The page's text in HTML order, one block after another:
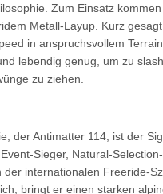
Zum Einsatz
Metall-Layup. Kurz
in anspruchsvollem
lebendig genug, um zu
zu ziehen.
der Antimatter 114, ist der
Sieger, Natural-
internationalen Freeride-
bringt er einen starken